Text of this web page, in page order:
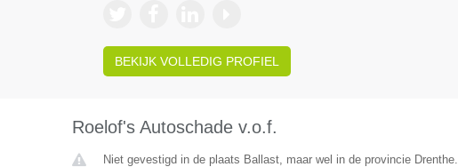
BEKIJK VOLLEDIG PROFIEL
Roelof's Autoschade v.o.f.
Niet gevestigd in de plaats Ballast, maar wel in de provincie Drenthe.